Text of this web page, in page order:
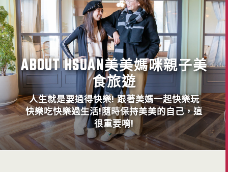
ABOUT HSUAN美美媽咪親子美
食旅遊
人生就是要過得快樂! 跟著美媽一起快樂玩
快樂吃快樂過生活!隨時保持美美的自己，這
很重要唷!